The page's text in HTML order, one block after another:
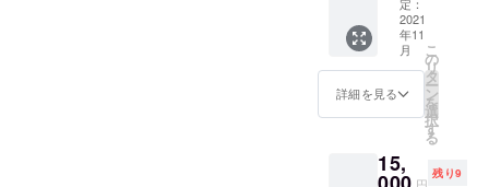
考欄に
その旨
ご記載
くださ
にお届
けしま
す！ い
つでも
阿蘇や
を近く
に感じ
ます】
店舗で
もいい
です
し、ご
自身で
もいい
し、家
族写真
2021
年11
月
詳細を見る
こ
の
リ
タ
ー
ン
を
選
択
す
る
15,
円
残り9